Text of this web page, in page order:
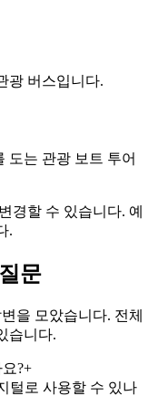
광 버스입니다.
도는 관광 보트 투어
경할 수 있습니다. 예
.
문
을 모았습니다. 전체
습니다.
?+
털로 사용할 수 있나